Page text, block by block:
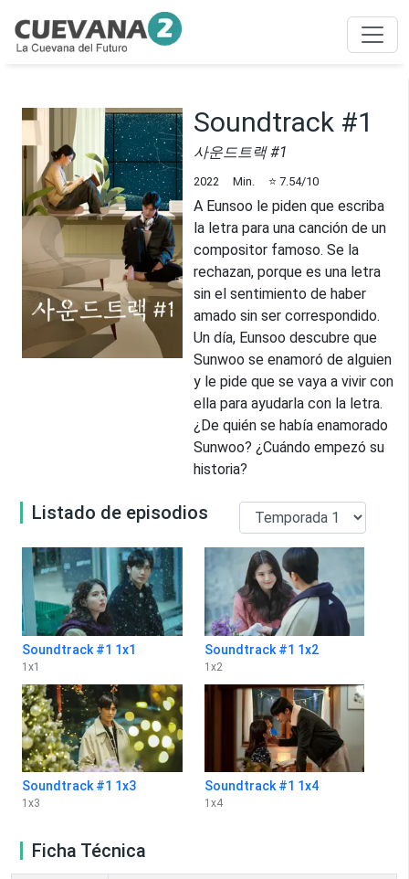
Soundtrack #1
사운드트랙 #1
2022 Min. ⭐ 7.54/10
A Eunsoo le piden que escriba
la letra para una canción de un
compositor famoso. Se la
rechazan, porque es una letra
sin el sentimiento de haber
amado sin ser correspondido.
Un día, Eunsoo descubre que
Sunwoo se enamoró de alguien
y le pide que se vaya a vivir con
ella para ayudarla con la letra.
¿De quién se había enamorado
Sunwoo? ¿Cuándo empezó su
historia?
Listado de episodios
Soundtrack #1 1x1
1 x1
Soundtrack #1 1x2
1 x2
Soundtrack #1 1x3
1 x3
Soundtrack #1 1x4
1 x4
Ficha Técnica